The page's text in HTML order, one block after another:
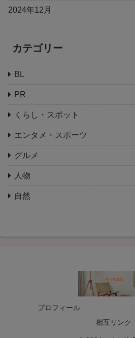
2024年12月
カテゴリー
BL
PR
くらし・スポット
エンタメ・スポーツ
グルメ
人物
自然
プロフィール
相互リンク